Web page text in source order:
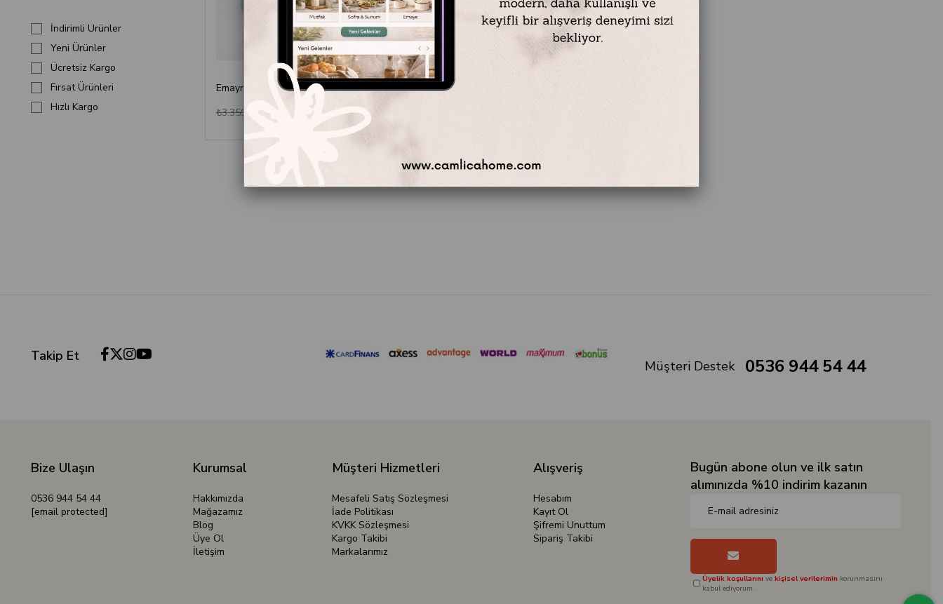
İndirimli Ürünler
Yeni Ürünler
Ücretsiz Kargo
Fırsat Ürünleri
Hızlı Kargo
Emayra Mint Yeşili Şeritli 4 Kişilik Kamp ve Karavan Servis Seti
₺3.258,23
₺3.359,00
Takip Et
Müşteri Destek 0536 944 54 44
Bize Ulaşın
0536 944 54 44
[email protected]
Kurumsal
Hakkımızda
Mağazamız
Blog
Üye Ol
İletişim
Müşteri Hizmetleri
Mesafeli Satış Sözleşmesi
İade Politikası
KVKK Sözleşmesi
Kargo Takibi
Markalarımız
Alışveriş
Hesabım
Kayıt Ol
Şifremi Unuttum
Sipariş Takibi
Bugün abone olun ve ilk satın
alımınızda %10 indirim kazanın
Üyelik koşullarını vekişisel verilerimin korunmasını
kabul ediyorum.